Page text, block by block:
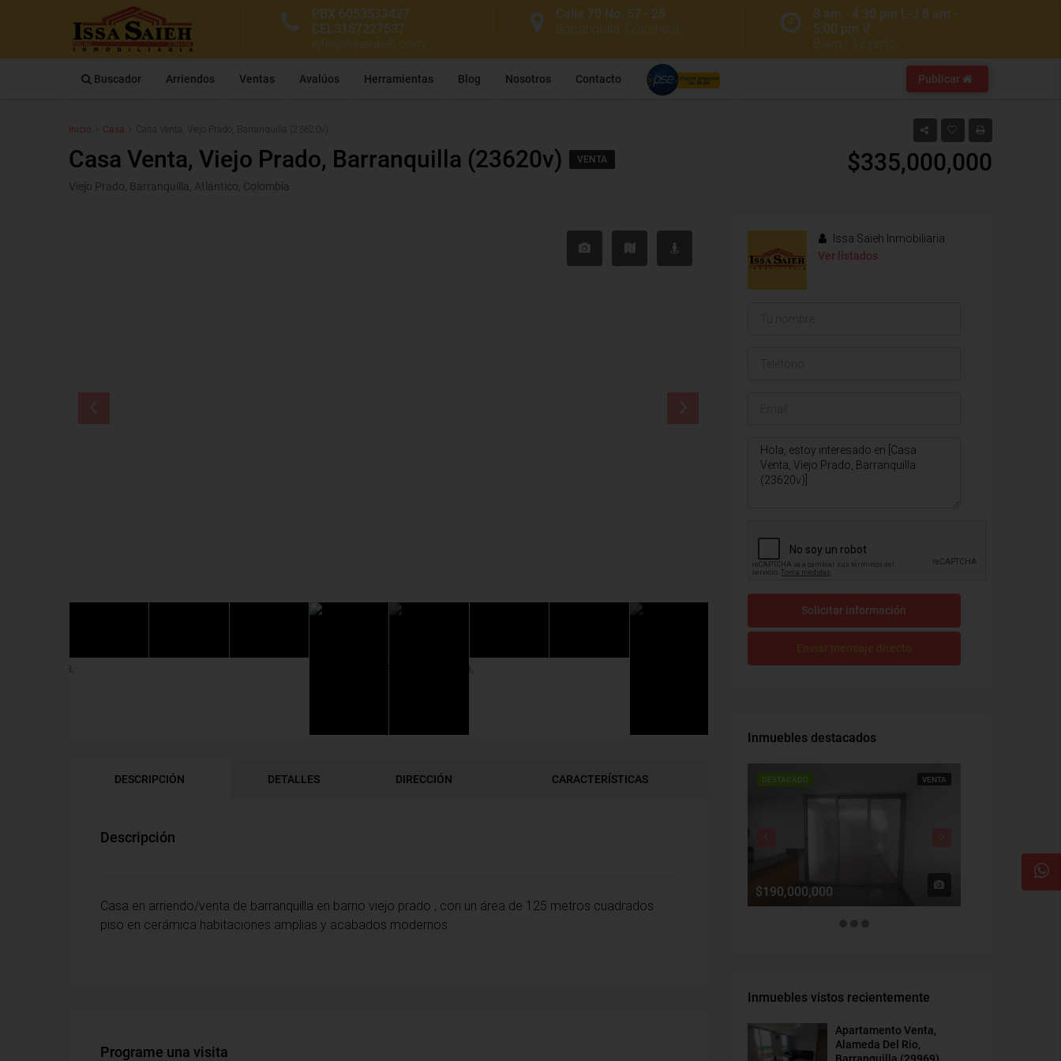
8 am - 4:30 pm L-J 8 am -
5:00 pm V
8 am - 12 pm S
Calle 70 No. 57 - 25
Barranquilla, Colombia
PBX 6053533427
CEL3157227537
info@issasaieh.com
Buscador Arriendos Ventas Avalúos Herramientas Blog Nosotros Contacto Publicar
Inicio Casa Casa Venta, Viejo Prado, Barranquilla (23620v)
Casa Venta, Viejo Prado, Barranquilla (23620v) VENTA
Viejo Prado, Barranquilla, Atlántico, Colombia
$335,000,000
DESCRIPCIÓN DETALLES DIRECCIÓN CARACTERÍSTICAS
Descripción
Casa en arriendo/venta de barranquilla en barrio viejo prado , con un área de 125 metros cuadrados
piso en cerámica habitaciones amplias y acabados modernos
Programe una visita
Issa Saieh Inmobiliaria
Ver listados
Solicitar información
Inmuebles destacados
DESTACADO VENTA
$190,000,000 $1,900,000
Inmuebles vistos recientemente
Apartamento Venta,
Alameda Del Rio,
Barranquilla (29969)